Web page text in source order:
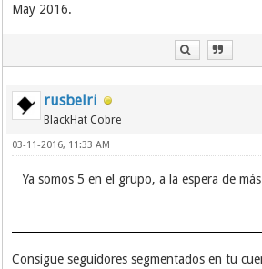
May 2016.
rusbelri
BlackHat Cobre
03-11-2016, 11:33 AM
Ya somos 5 en el grupo, a la espera de
Consigue seguidores segmentados en tu